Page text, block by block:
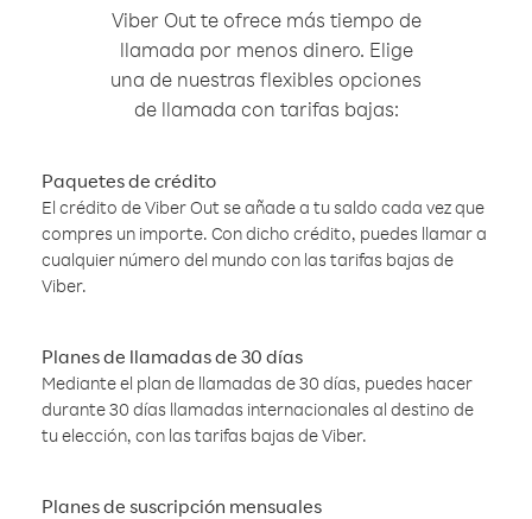
Viber Out te ofrece más tiempo de
llamada por menos dinero. Elige
una de nuestras flexibles opciones
de llamada con tarifas bajas:
Paquetes de crédito
El crédito de Viber Out se añade a tu saldo cada vez que
compres un importe. Con dicho crédito, puedes llamar a
cualquier número del mundo con las tarifas bajas de
Viber.
Planes de llamadas de 30 días
Mediante el plan de llamadas de 30 días, puedes hacer
durante 30 días llamadas internacionales al destino de
tu elección, con las tarifas bajas de Viber.
Planes de suscripción mensuales